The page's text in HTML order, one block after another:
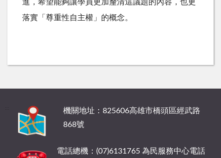
進，希望能夠讓學員更加釐清這議題的內容，也更
落實「尊重性自主權」的概念。
機關地址：825606高雄市橋頭區經武路
868號
電話總機：(07)6131765 為民服務中心電話